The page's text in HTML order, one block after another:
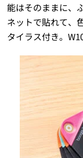
能はそのままに、
ネットで貼れて、
タイラス付き。